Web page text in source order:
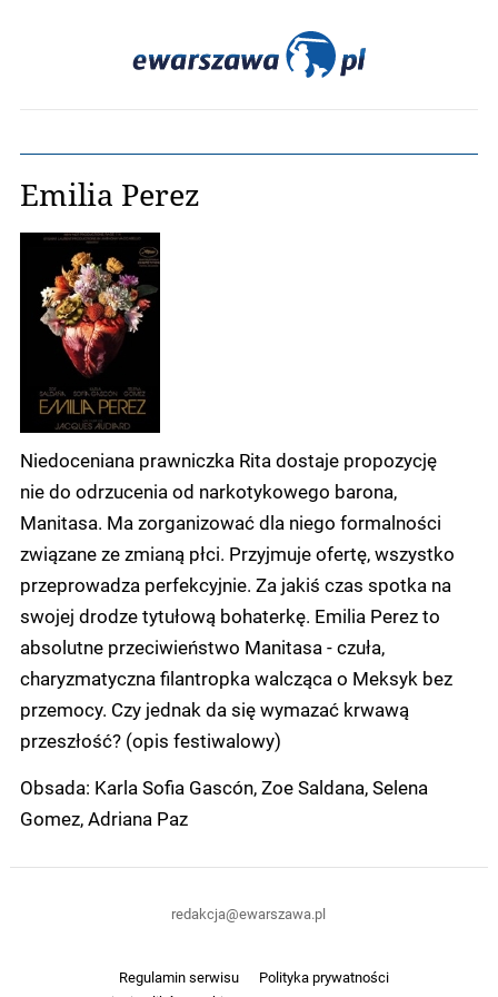
Emilia Perez
Niedoceniana prawniczka Rita dostaje propozycję
nie do odrzucenia od narkotykowego barona,
Manitasa. Ma zorganizować dla niego formalności
związane ze zmianą płci. Przyjmuje ofertę, wszystko
przeprowadza perfekcyjnie. Za jakiś czas spotka na
swojej drodze tytułową bohaterkę. Emilia Perez to
absolutne przeciwieństwo Manitasa - czuła,
charyzmatyczna filantropka walcząca o Meksyk bez
przemocy. Czy jednak da się wymazać krwawą
przeszłość? (opis festiwalowy)
Obsada: Karla Sofia Gascón, Zoe Saldana, Selena
Gomez, Adriana Paz
Regulamin serwisu
Polityka prywatności
redakcja@ewarszawa.pl